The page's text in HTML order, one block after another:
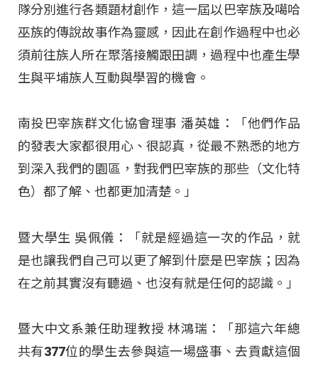
隊分別進行各類題材創作，這一屆以巴宰族及噶哈
巫族的傳說故事作為靈感，因此在創作過程中也必
須前往族人所在聚落接觸跟田調，過程中也產生學
生與平埔族人互動與學習的機會。
南投巴宰族群文化協會理事 潘英雄：「他們作品
的發表大家都很用心、很認真，從最不熟悉的地方
到深入我們的園區，對我們巴宰族的那些（文化特
色）都了解、也都更加清楚。」
暨大學生 吳佩儀：「就是經過這一次的作品，就
是也讓我們自己可以更了解到什麼是巴宰族；因為
在之前其實沒有聽過、也沒有就是任何的認識。」
暨大中文系兼任助理教授 林鴻瑞：「那這六年總
共有377位的學生去參與這一場盛事、去貢獻這個